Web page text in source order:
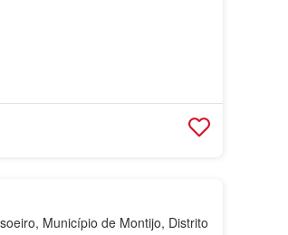
Município de Montijo, Distrito